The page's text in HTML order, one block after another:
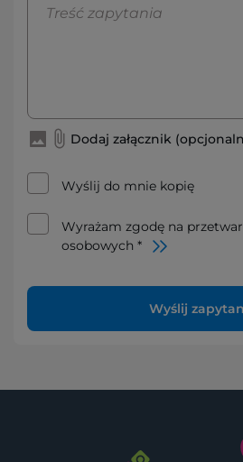
Dodaj załącznik
Wyślij do mnie kopię
Wyrażam zgodę na
osobowych *
Wyślij